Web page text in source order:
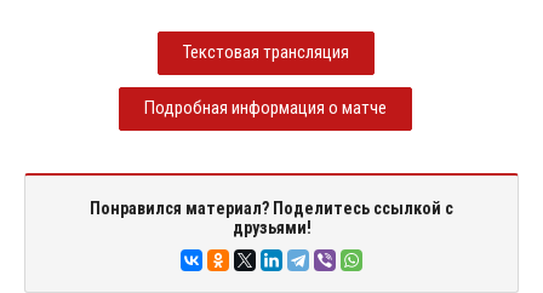
Текстовая трансляция
Подробная информация о матче
Понравился материал? Поделитесь ссылкой с
друзьями!